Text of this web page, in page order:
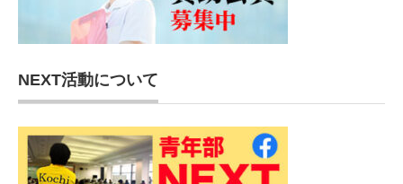
NEXT活動について